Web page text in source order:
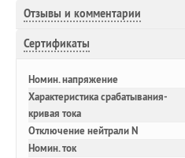
Отзывы и комментарии
Сертификаты
Номин. напряжение
Характеристика срабатывания-
кривая тока
Отключение нейтрали N
Номин. ток